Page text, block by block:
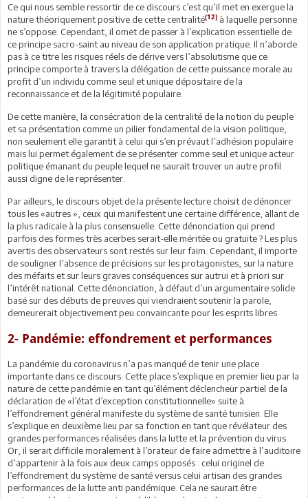
Ce qui nous semble ressortir de ce discours c’est qu’il met en exergue la
nature théoriquement positive de cette centralité(12) à laquelle personne
ne s’oppose. Cependant, il omet de passer à l’explication essentielle de
ce principe sacro-saint au niveau de son application pratique. Il n’aborde
pas à ce titre les risques réels de dérive vers l’absolutisme que ce
principe comporte à travers la délégation de cette puissance morale au
profit d’un individu comme seul et unique dépositaire de la
reconnaissance et de la légitimité populaire.
De cette manière, la consécration de la centralité de la notion du peuple
et sa présentation comme un pilier fondamental de la vision politique,
non seulement elle garantit à celui qui s’en prévaut l’adhésion populaire
mais lui permet également de se présenter comme seul et unique acteur
politique émanant du peuple lequel ne saurait trouver un autre profil
aussi digne de le représenter.
Par ailleurs, le discours objet de la présente lecture choisit de dénoncer
tous les «autres », ceux qui manifestent une certaine différence, allant de
la plus radicale à la plus consensuelle. Cette dénonciation qui prend
parfois des formes très acerbes serait-elle méritée ou gratuite ? Les plus
avertis des observateurs sont restés sur leur faim. Cependant, il importe
de souligner l’absence de précisions sur les protagonistes, sur la nature
des méfaits et sur leurs graves conséquences sur autrui et à priori sur
l’intérêt national. Cette dénonciation, à défaut d’un argumentaire solide
basé sur des débuts de preuves qui viendraient soutenir la parole,
demeurerait objectivement peu convaincante pour les esprits libres.
2- Pandémie: effondrement et performances
La pandémie du coronavirus n’a pas manqué de tenir une place
importante dans ce discours. Cette place s’explique en premier lieu par la
nature de cette pandémie en tant qu’élément déclencheur partiel de la
déclaration de «l’état d’exception constitutionnelle» suite à
l’effondrement général manifeste du système de santé tunisien. Elle
s’explique en deuxième lieu par sa fonction en tant que révélateur des
grandes performances réalisées dans la lutte et la prévention du virus.
Or, il serait difficile moralement à l’orateur de faire admettre à l’auditoire
d’appartenir à la fois aux deux camps opposés : celui originel de
l’effondrement du système de santé versus celui artisan des grandes
performances de la lutte anti pandémique. Cela ne saurait être